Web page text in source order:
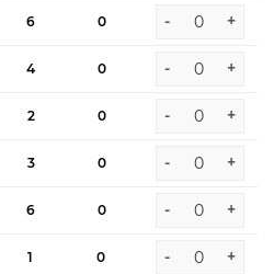
6 0 - +
4 0 - +
2 0 - +
3 0 - +
6 0 - +
1 0 - +